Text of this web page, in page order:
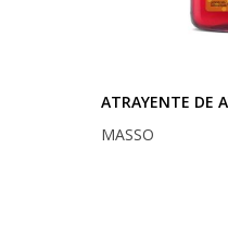
ATRAYENTE DE
MASSO